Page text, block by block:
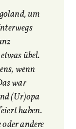
um
übel.
wenn
war
(Ur)opa
haben.
andere